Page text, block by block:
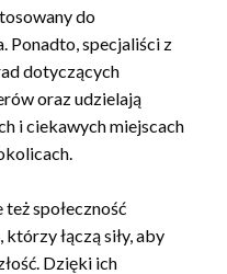
do
Ponadto, specjaliści z
dotyczących
oraz udzielają
i ciekawych miejscach
społeczność
łączą siły, aby
Dzięki ich